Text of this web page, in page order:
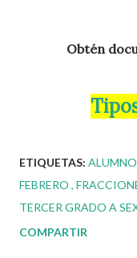
Obtén
ETIQUETAS:
FEBRERO
TERCER GRADO A
COMPARTIR